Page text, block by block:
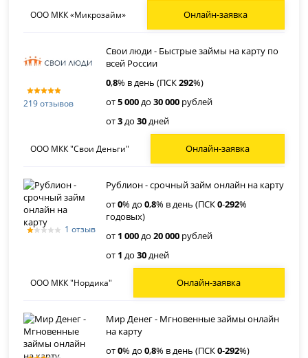
ООО МКК «Микрозайм» Онлайн-заявка
219 отзывов
Свои люди - Быстрые займы на карту по
всей России
0,8% в день (ПСК292%)
от5 000до30 000 рублей
от3до30дней
ООО МКК "Свои Деньги" Онлайн-заявка
1 отзыв
Рублион - срочный займ онлайн на карту
от0% до0,8% в день (ПСК0-292%
годовых)
от 1 000до20 000 рублей
от 1 до30дней
ООО МКК "Нордика" Онлайн-заявка
Мир Денег - Мгновенные займы онлайн
на карту
от0% до0,8% в день (ПСК0-292%)